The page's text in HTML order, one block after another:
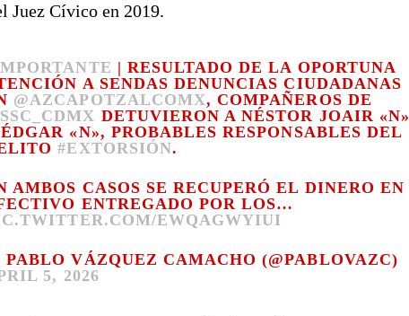
Juez Cívico en 2019.
| RESULTADO DE LA OPORTUNA
A SENDAS DENUNCIAS CIUDADANAS
@AZCAPOTZALCOMX, COMPAÑEROS DE
DETUVIERON A NÉSTOR JOAIR «N»
«N», PROBABLES RESPONSABLES DEL
#EXTORSIÓN.
AMBOS CASOS SE RECUPERÓ EL DINERO EN
ENTREGADO POR LOS…
EWQAGWYIUI
VÁZQUEZ CAMACHO (@PABLOVAZC)
5, 2026